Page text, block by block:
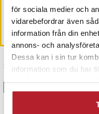
för sociala medier och
vidarebefordrar även
information från din
annons- och
Dessa kan i sin tur
information som du har
I lager, levereras inom 1-2
Köp
Senast besökta